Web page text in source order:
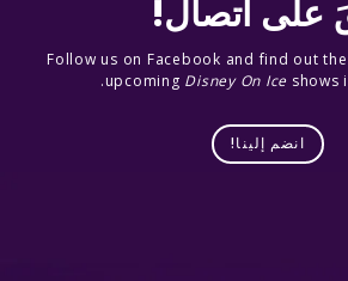
على اتصال!
Follow us on Facebook and find out
upcoming Disney On Ice shows
انضم إلينا!